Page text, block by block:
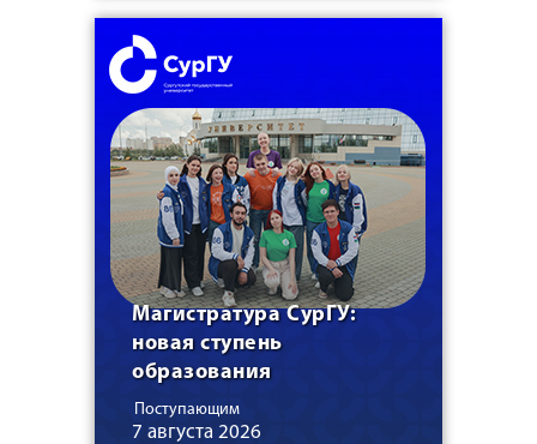
Магистратура СурГУ:
новая ступень
образования
Поступающим
7 августа 2026